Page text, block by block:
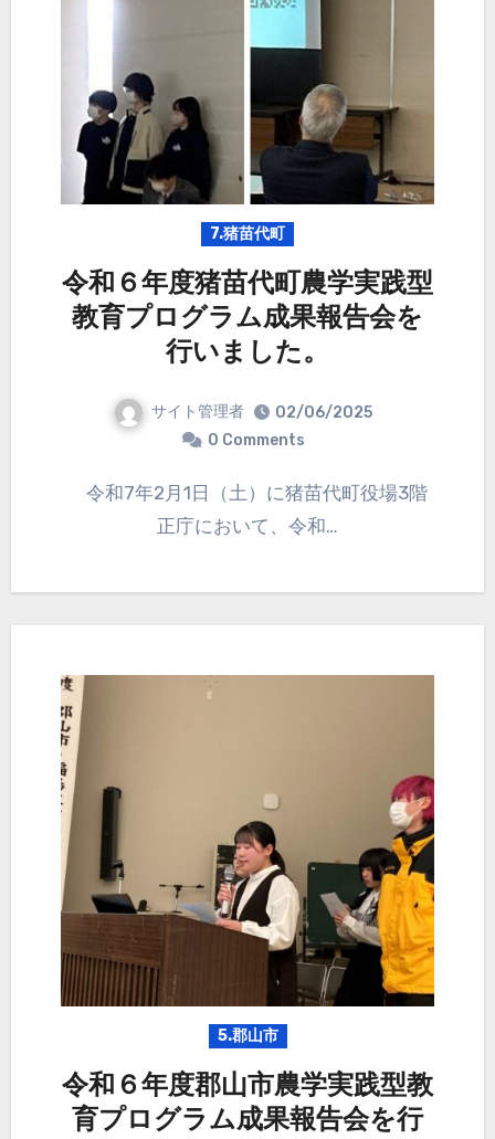
7.猪苗代町
令和６年度猪苗代町農学実践型
教育プログラム成果報告会を
行いました。
サイト管理者
02/06/2025
0 Comments
令和7年2月1日（土）に猪苗代町役場3階
正庁において、令和…
5.郡山市
令和６年度郡山市農学実践型教
育プログラム成果報告会を行